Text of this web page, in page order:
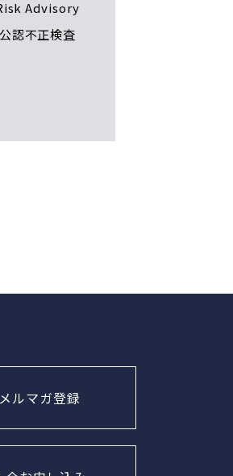
Advisory
認不正検査
メルマガ登録